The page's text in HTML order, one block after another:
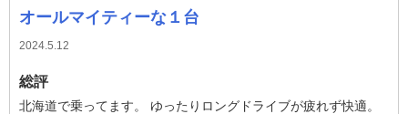
オールマイティーな１台
2024.5.12
総評
北海道で乗ってます。 ゆったりロングドライブが疲れず快適。